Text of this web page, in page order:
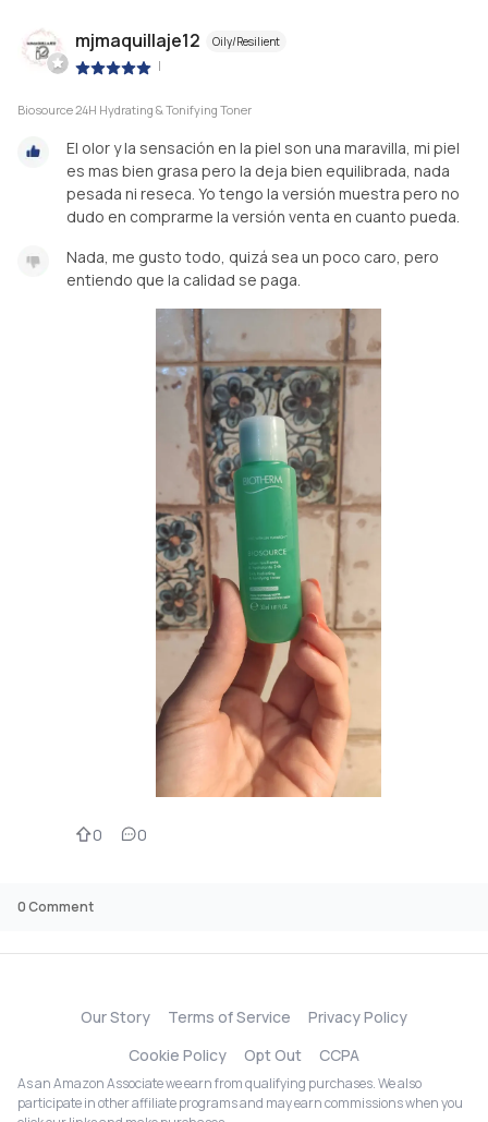
mjmaquillaje12 Oily/Resilient
|
Biosource 24H Hydrating & Tonifying Toner
El olor y la sensación en la piel son una maravilla, mi piel
es mas bien grasa pero la deja bien equilibrada, nada
pesada ni reseca. Yo tengo la versión muestra pero no
dudo en comprarme la versión venta en cuanto pueda.
Nada, me gusto todo, quizá sea un poco caro, pero
entiendo que la calidad se paga.
0 0
0Comment
Our Story Terms of Service
Privacy Policy
Cookie Policy
Opt Out CCPA
As an Amazon Associate we earn from qualifying purchases. We also
participate in other affiliate programs and may earn commissions when you